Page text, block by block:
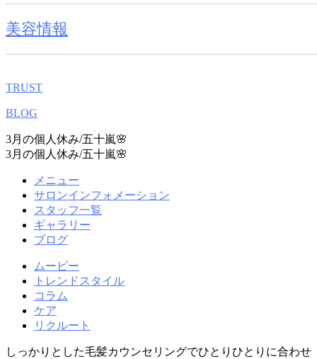
美容情報
TRUST
BLOG
3月の個人休み/五十嵐🌸
3月の個人休み/五十嵐🌸
メニュー
サロンインフォメーション
スタッフ一覧
ギャラリー
ブログ
ムービー
トレンドスタイル
コラム
ケア
リクルート
しっかりとした毛髪カウンセリングでひとりひとりに合わせ